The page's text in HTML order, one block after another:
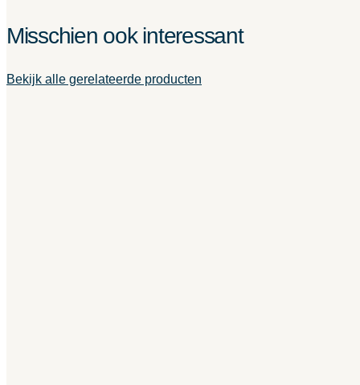
Misschien ook interessant
Bekijk alle gerelateerde producten